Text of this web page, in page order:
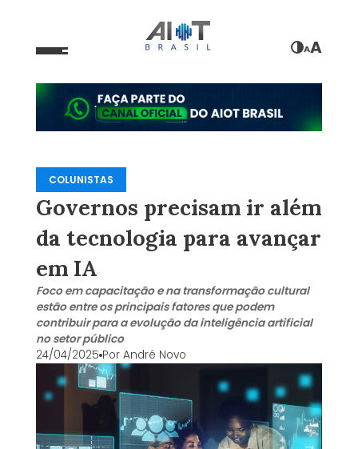
AA
COLUNISTAS
Governos precisam ir além
da tecnologia para avançar
em IA
Foco em capacitação e na transformação cultural
estão entre os principais fatores que podem
contribuir para a evolução da inteligência artificial
no setor público
24/04/2025 Por André Novo